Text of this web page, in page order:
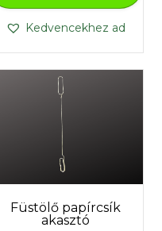
Kedvencekhez ad
Füstölő papírcsík
akasztó